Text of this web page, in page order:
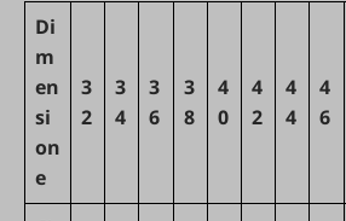
Di
m
en
si
on
e
3
2
3
4
3
6
3
8
4
0
4
2
4
4
4
6